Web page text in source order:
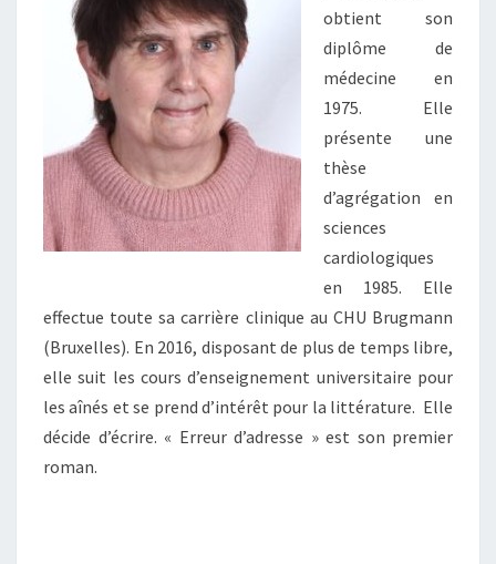
obtient son
diplôme de
médecine en
1975. Elle
présente une
thèse
d’agrégation en
sciences
cardiologiques
en 1985. Elle
effectue toute sa carrière clinique au CHU Brugmann
(Bruxelles). En 2016, disposant de plus de temps libre,
elle suit les cours d’enseignement universitaire pour
les aînés et se prend d’intérêt pour la littérature. Elle
décide d’écrire. « Erreur d’adresse » est son premier
roman.